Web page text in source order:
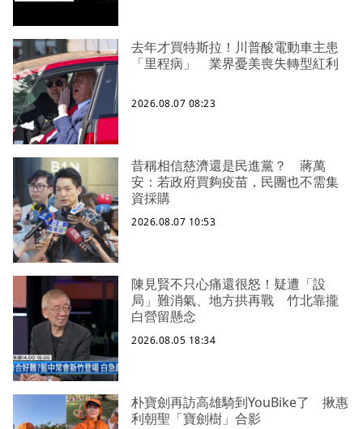
去年才買特斯拉！川普酸電動車主患
「里程病」 業界憂美喪失轉型紅利
2026.08.07 08:23
昔稱相信慈濟還是民進黨？ 蔣萬
安：若政府買夠疫苗，民團也不需集
資採購
2026.08.07 10:53
陳見賢不只心痛還很怒！疑遭「設
局」難消氣、地方拱再戰 竹北靠攏
白營留懸念
2026.08.05 18:34
朴寶劍再訪高雄騎到YouBike了 揪惠
利朝聖「寶劍樹」合影